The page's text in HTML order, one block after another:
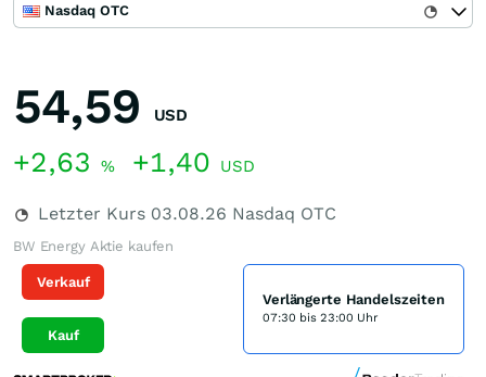
Nasdaq OTC
54,59 USD
+2,63 % +1,40 USD
Letzter Kurs 03.08.26 Nasdaq OTC
BW Energy Aktie kaufen
Verkauf
Kauf
Verlängerte Handelszeiten
07:30 bis 23:00 Uhr